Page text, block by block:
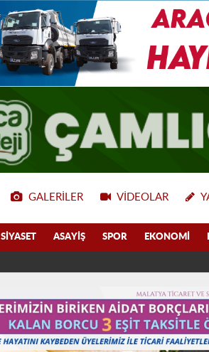
GALERILER VIDEOLAR
SIYASET ASAYIŞ SPOR EKONOMI